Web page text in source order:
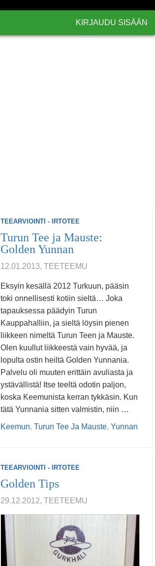
KIRJAUDU SISÄÄN
TEEARVIOINTI - IRTOTEE
Turun Tee ja Mauste:
Golden Yunnan
12.01.2013, TEETEEMU
Eksyin kesällä 2012 Turkuun, pääsin
toki onnellisesti kotiin sieltä… Joka
tapauksessa päädyin Turun
Kauppahalliin, ja sieltä löysin pienen
liikkeen nimeltä Turun Teen ja Mauste.
Olen kuullut liikkeestä vain hyvää, ja
lopulta ostin heiltä Golden Yunnania.
Palvelu oli muuten erittäin avuliasta ja
ystävällistä! Itse teeltä odotin paljon,
koska Keemunista kerran tykkäsin. Kun
tätä Yunnania sitten valmistin, niin …
Keemun, Turun Tee Ja Mauste, Yunnan
TEEARVIOINTI - IRTOTEE
Golden Tips
29.12.2012, TEETEEMU